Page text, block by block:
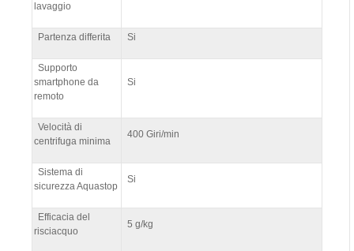
lavaggio
Partenza differita Si
Supporto
smartphone da
remoto
Si
Velocità di
centrifuga minima
400 Giri/min
Sistema di
sicurezza Aquastop
Si
Efficacia del
risciacquo
5 g/kg